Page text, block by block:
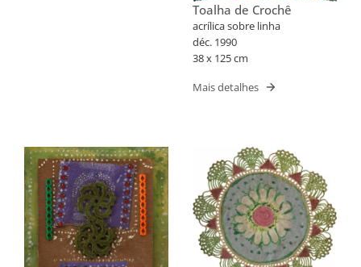
Toalha de Crochê
acrílica sobre linha
déc. 1990
38 x 125 cm
Mais detalhes